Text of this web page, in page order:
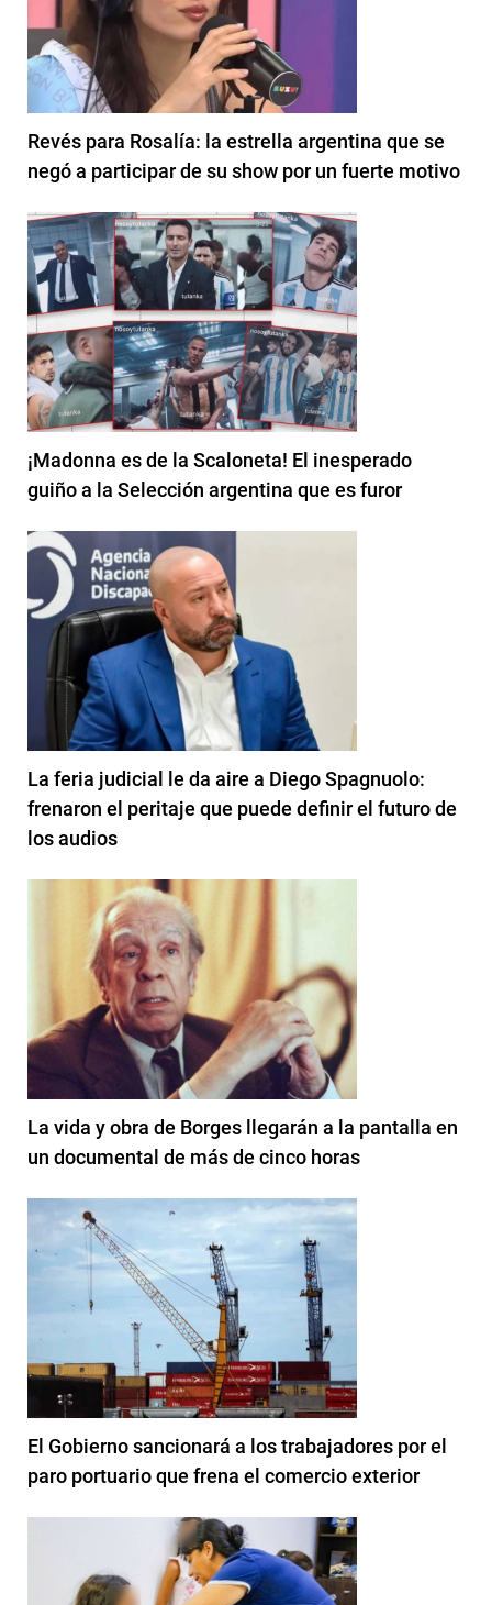
Revés para Rosalía: la estrella argentina que se
negó a participar de su show por un fuerte motivo
¡Madonna es de la Scaloneta! El inesperado
guiño a la Selección argentina que es furor
La feria judicial le da aire a Diego Spagnuolo:
frenaron el peritaje que puede definir el futuro de
los audios
La vida y obra de Borges llegarán a la pantalla en
un documental de más de cinco horas
El Gobierno sancionará a los trabajadores por el
paro portuario que frena el comercio exterior